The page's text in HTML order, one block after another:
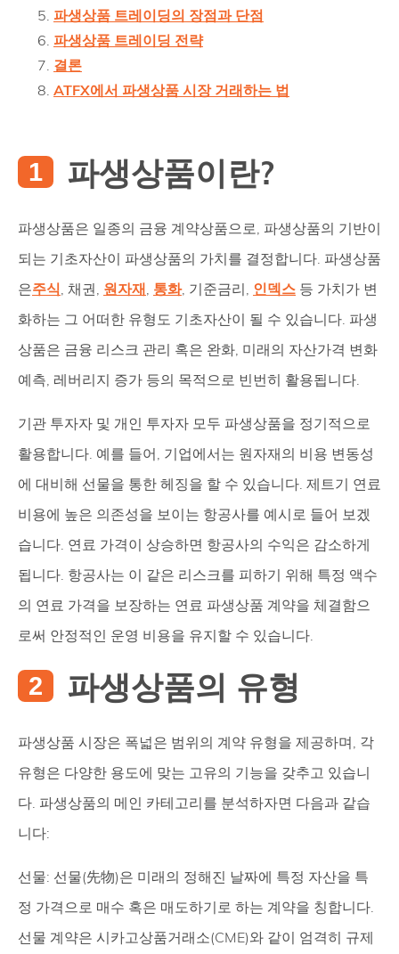
파생상품 트레이딩의 장점과 단점
파생상품 트레이딩 전략
결론
ATFX에서 파생상품 시장 거래하는 법
파생상품이란?
파생상품은 일종의 금융 계약상품으로, 파생상품의 기반이
되는 기초자산이 파생상품의 가치를 결정합니다. 파생상품
은주식, 채권, 원자재, 통화, 기준금리, 인덱스 등 가치가 변
화하는 그 어떠한 유형도 기초자산이 될 수 있습니다. 파생
상품은 금융 리스크 관리 혹은 완화, 미래의 자산가격 변화
예측, 레버리지 증가 등의 목적으로 빈번히 활용됩니다.
기관 투자자 및 개인 투자자 모두 파생상품을 정기적으로
활용합니다. 예를 들어, 기업에서는 원자재의 비용 변동성
에 대비해 선물을 통한 헤징을 할 수 있습니다. 제트기 연료
비용에 높은 의존성을 보이는 항공사를 예시로 들어 보겠
습니다. 연료 가격이 상승하면 항공사의 수익은 감소하게
됩니다. 항공사는 이 같은 리스크를 피하기 위해 특정 액수
의 연료 가격을 보장하는 연료 파생상품 계약을 체결함으
로써 안정적인 운영 비용을 유지할 수 있습니다.
파생상품의 유형
파생상품 시장은 폭넓은 범위의 계약 유형을 제공하며, 각
유형은 다양한 용도에 맞는 고유의 기능을 갖추고 있습니
다. 파생상품의 메인 카테고리를 분석하자면 다음과 같습
니다:
선물: 선물(先物)은 미래의 정해진 날짜에 특정 자산을 특
정 가격으로 매수 혹은 매도하기로 하는 계약을 칭합니다.
선물 계약은 시카고상품거래소(CME)와 같이 엄격히 규제